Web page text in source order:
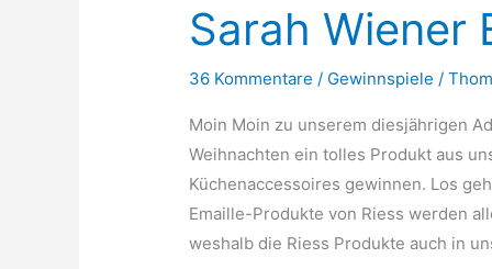
Sarah Wiener
36 Kommentare / Gewinnspiele /
Moin Moin zu unserem diesjährigen
Weihnachten ein tolles Produkt aus
Küchenaccessoires gewinnen. Los
Emaille-Produkte von Riess werden
weshalb die Riess Produkte auch in